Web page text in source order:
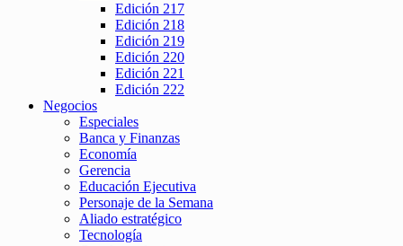
Edición 217
Edición 218
Edición 219
Edición 220
Edición 221
Edición 222
Negocios
Especiales
Banca y Finanzas
Economía
Gerencia
Educación Ejecutiva
Personaje de la Semana
Aliado estratégico
Tecnología